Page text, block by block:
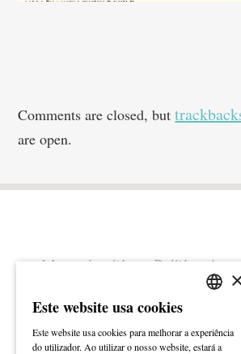
Comments are closed, but
are open.
Mapa do sítio
Política de
Ficha técnica
ENGLISH
Este website usa cookies
Este website usa cookies para melhorar a experiência
do utilizador. Ao utilizar o nosso website, estará a